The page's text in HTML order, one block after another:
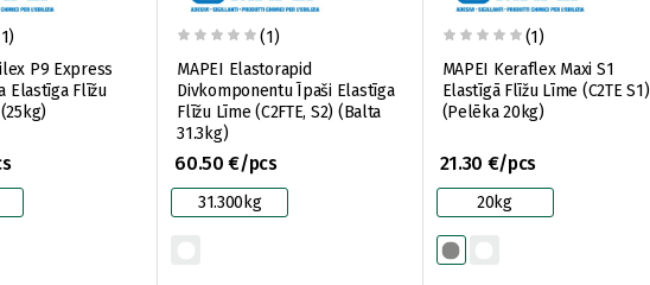
P9 Express
Elastīga Flīžu
(1)
MAPEI Elastorapid
Divkomponentu Īpaši Elastīga
Flīžu Līme (C2FTE, S2) (Balta
31.3kg)
60.50 €/pcs
31.300kg
(1)
MAPEI Keraflex Maxi S1
Elastīgā Flīžu Līme (C2TE S1)
(Pelēka 20kg)
21.30 €/pcs
20kg